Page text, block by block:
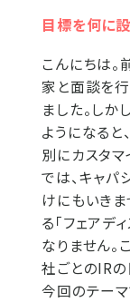
目標を何に
こんにちは
家と面談を
ました。し
ようになると
別にカスタ
では、キャ
けにもいき
る「フェアデ
なりません。
社ごとのIRの
今回のテーマ